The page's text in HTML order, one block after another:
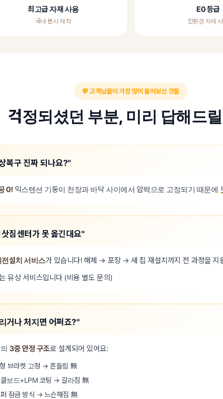
최고급 자재 사용
국내 본사 제작
E0 등급
친환경 자재
💬 고객님들이 가장 많이 물어보신 것들
걱정되셨던 부분, 미리 답해드
복구 진짜 되나요?"
0! 익스텐션 기둥이 천장과 바닥 사이에서 압력으로 고정되기 때문에
짐센터가 못 옮긴대요"
전설치 서비스가 있습니다! 해체 → 포장 → 새 집 재설치까지 전 과정을 지
유상 서비스입니다 (비용 별도 문의)
거나 처지면 어쩌죠?"
3중 안정 구조로 설계되어 있어요:
브라켓 고정 → 흔들림 無
보드+LPM 코팅 → 갈라짐 無
잠금 방식 → 느슨해짐 無